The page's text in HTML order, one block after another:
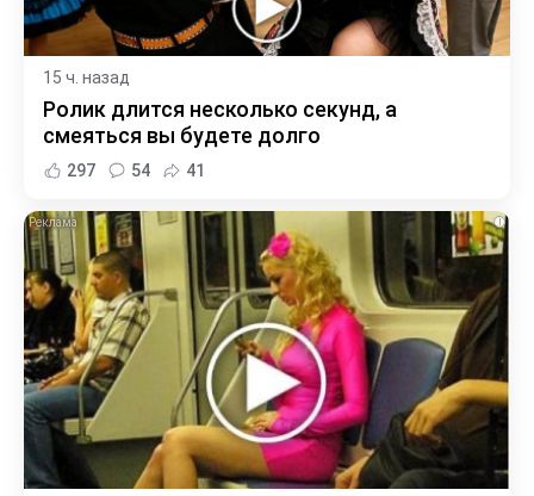
15 ч. назад
Ролик длится несколько секунд, а
смеяться вы будете долго
297 54 41
i